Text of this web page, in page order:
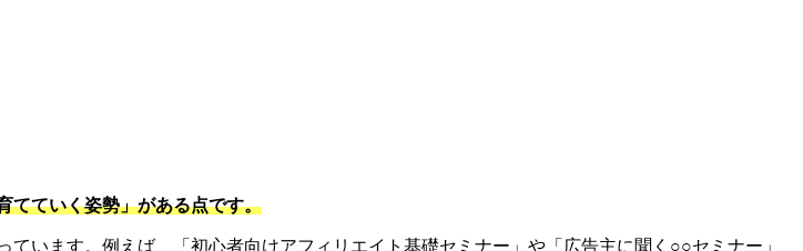
てていく姿勢」がある点です。
います。例えば、「初心者向けアフィリエイト基礎セミナー」や「広告主に聞く○○セミナー」